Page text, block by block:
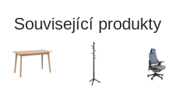
Související produkty